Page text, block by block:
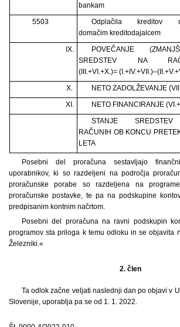
bankam
5503
Odplačila kreditov
domačim kreditodajalcem
IX.
POVEČANJE
SREDSTEV NA
(III.+VI.+X.)=
X.
NETO ZADOLŽEVANJE
XI.
NETO FINANCIRANJE
STANJE
RAČUNIH OB KONCU
LETA
Posebni del proračuna sestavljajo
uporabnikov, ki so razdeljeni na področja
proračunske porabe so razdeljena na
proračunske postavke, te pa na podskupine
predpisanim kontnim načrtom.
Posebni del proračuna na ravni podskupin
programov sta priloga k temu odloku in se objavita
Železniki.«
2. člen
Ta odlok začne veljati naslednji dan po objavi v
Slovenije, uporablja pa se od 1. 1. 2022.